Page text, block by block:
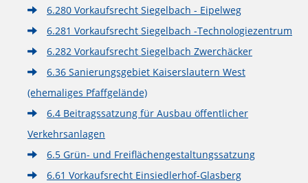
6.280 Vorkaufsrecht Siegelbach - Eipelweg
6.281 Vorkaufsrecht Siegelbach -Technologiezentrum
6.282 Vorkaufsrecht Siegelbach Zwerchäcker
6.36 Sanierungsgebiet Kaiserslautern West
(ehemaliges Pfaffgelände)
6.4 Beitragssatzung für Ausbau öffentlicher
Verkehrsanlagen
6.5 Grün- und Freiflächengestaltungssatzung
6.61 Vorkaufsrecht Einsiedlerhof-Glasberg